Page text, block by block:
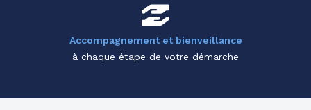
Accompagnement et bienveillance
à chaque étape de votre démarche